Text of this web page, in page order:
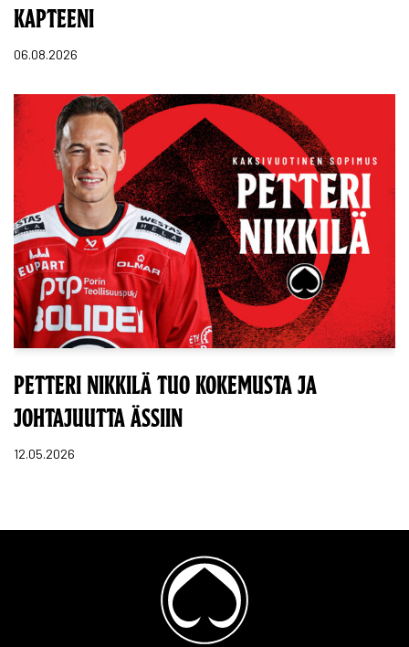
KAPTEENI
06.08.2026
PETTERI NIKKILÄ TUO KOKEMUSTA JA
JOHTAJUUTTA ÄSSIIN
12.05.2026